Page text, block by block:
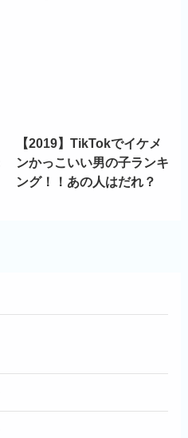
【2019】TikTokでイケメ
ンかっこいい男の子ランキ
ング！！あの人はだれ？